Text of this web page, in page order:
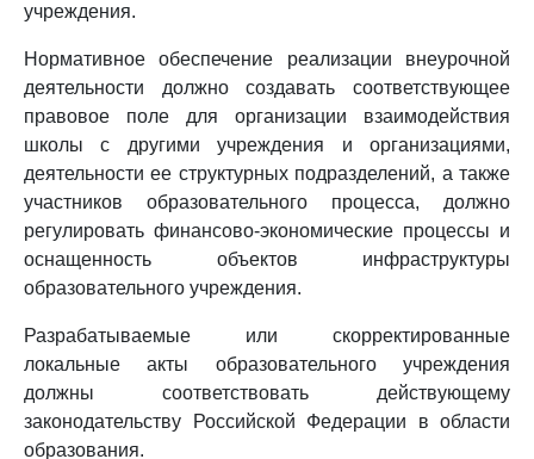
учреждения.
Нормативное обеспечение реализации внеурочной
деятельности должно создавать соответствующее
правовое поле для организации взаимодействия
школы с другими учреждения и организациями,
деятельности ее структурных подразделений, а также
участников образовательного процесса, должно
регулировать финансово-экономические процессы и
оснащенность объектов инфраструктуры
образовательного учреждения.
Разрабатываемые или скорректированные
локальные акты образовательного учреждения
должны соответствовать действующему
законодательству Российской Федерации в области
образования.